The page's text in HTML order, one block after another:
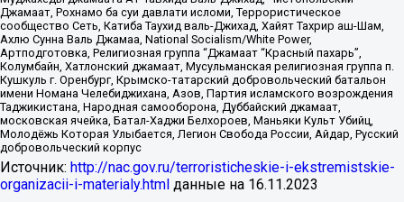
Джамаат, Рохнамо ба суи давлати исломи, Террористическое
сообщество Сеть, Катиба Таухид валь-Джихад, Хайят Тахрир аш-Шам,
Ахлю Сунна Валь Джамаа, National Socialism/White Power,
Артподготовка, Религиозная группа “Джамаат “Красный пахарь”,
Колумбайн, Хатлонский джамаат, Мусульманская религиозная группа п.
Кушкуль г. Оренбург, Крымско-татарский добровольческий батальон
имени Номана Челебиджихана, Азов, Партия исламского возрождения
Таджикистана, Народная самооборона, Дуббайский джамаат,
московская ячейка, Батал-Хаджи Белхороев, Маньяки Культ Убийц,
Молодёжь Которая Улыбается, Легион Свобода России, Айдар, Русский
добровольческий корпус
Источник: http://nac.gov.ru/terroristicheskie-i-ekstremistskie-
organizacii-i-materialy.html данные на 16.11.2023